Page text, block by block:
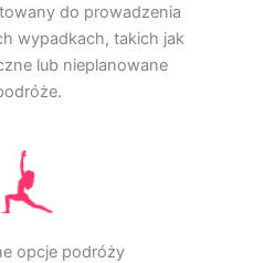
do prowadzenia
wypadkach, takich jak
lub nieplanowane
opcje podróży